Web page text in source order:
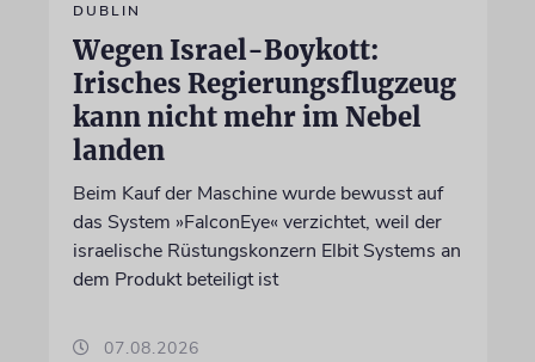
DUBLIN
Wegen Israel-Boykott:
Irisches Regierungsflugzeug
kann nicht mehr im Nebel
landen
Beim Kauf der Maschine wurde bewusst auf
das System »FalconEye« verzichtet, weil der
israelische Rüstungskonzern Elbit Systems an
dem Produkt beteiligt ist
07.08.2026